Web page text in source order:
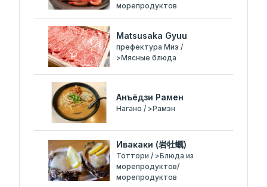
морепродуктов
Matsusaka Gyuu
префектура Миэ /
>Мясные блюда
Анъёдзи Рамен
Нагано / >Рамэн
Ивакаки (岩牡蠣)
Тоттори / >Блюда из
морепродуктов/
морепродуктов